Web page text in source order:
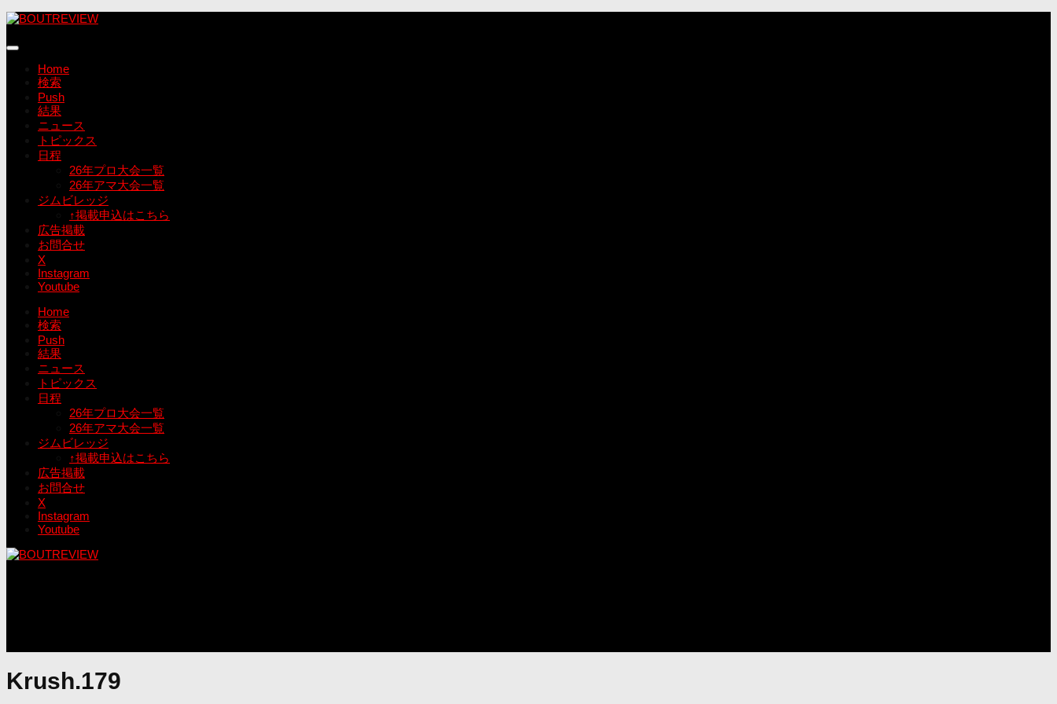
コ
テ
Home
検索
Push
結果
ニュース
トピックス
日程
26年プロ大会一覧
26年アマ大会一覧
ジムビレッジ
↑掲載申込はこちら
広告掲載
お問合せ
X
Instagram
Youtube
Home
検索
Push
結果
ニュース
トピックス
日程
26年プロ大会一覧
26年アマ大会一覧
ジムビレッジ
↑掲載申込はこちら
広告掲載
お問合せ
X
Instagram
Youtube
Krush.179